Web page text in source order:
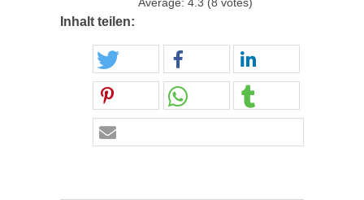
Average: 4.3 (8 votes)
Inhalt teilen: